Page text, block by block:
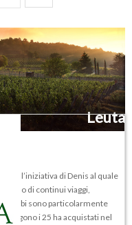
Leuta
dall’iniziativa di Denis al quale
anno di continui viaggi,
sono particolarmente
i 25 ha acquistati nel